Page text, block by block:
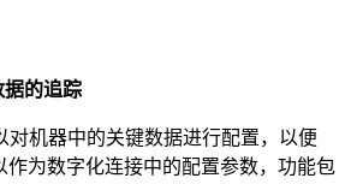
据的追踪
对机器中的关键数据进行配置，以便
作为数字化连接中的配置参数，功能包